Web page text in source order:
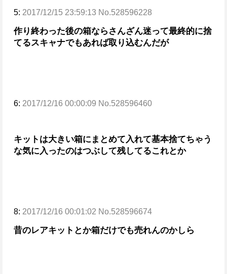
5: 2017/12/15 23:59:13 No.528596228
作り終わった後の箱ならさんざん迷って最終的に捨
てるスキャナでもあれば取り込むんだが
6: 2017/12/16 00:00:09 No.528596460
キットは大きい箱にまとめて入れて基本捨てちゃう
な気に入ったのはつぶして残してるこれとか
8: 2017/12/16 00:01:02 No.528596674
昔のレアキットとか箱だけでも売れんのかしら